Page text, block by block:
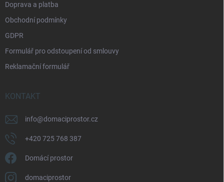
Doprava a platba
Obchodní podmínky
GDPR
Formulář pro odstoupení od smlouvy
Reklamační formulář
KONTAKT
info@domaciprostor.cz
+420 725 768 387
Domácí prostor
domaciprostor